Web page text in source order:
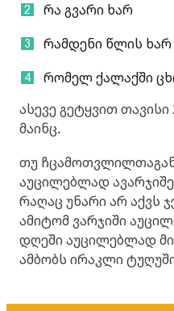
რა გვარი ხარ
რამდენი წლის ხარ
რომელ ქალაქში
ასევე გეტყვით
მაინც.
თუ ჩცამოთვლილთაგან
აუცილებლად
რაღაც უნარი არ აქვს
ამიტომ ვარჯიში
დღეში აუცილებლად
ამბობს ირაკლი